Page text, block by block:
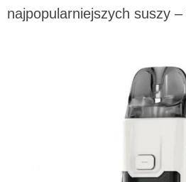
najpopularniejszych suszy –